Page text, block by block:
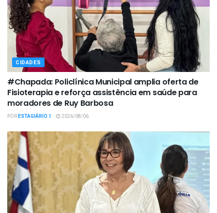
CIDADES
#Chapada: Policlínica Municipal amplia oferta de
Fisioterapia e reforça assistência em saúde para
moradores de Ruy Barbosa
PORESTAGIÁRIO 1 2026/08/06